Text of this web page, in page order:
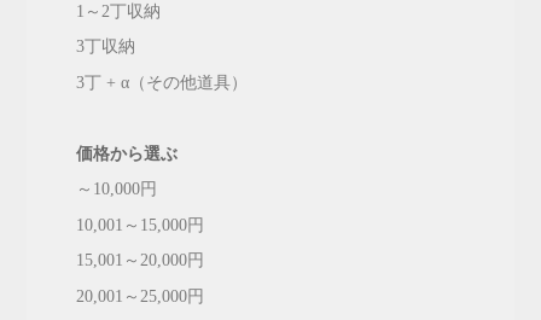
1～2丁収納
3丁収納
3丁 + α（その他道具）
価格から選ぶ
～10,000円
10,001～15,000円
15,001～20,000円
20,001～25,000円